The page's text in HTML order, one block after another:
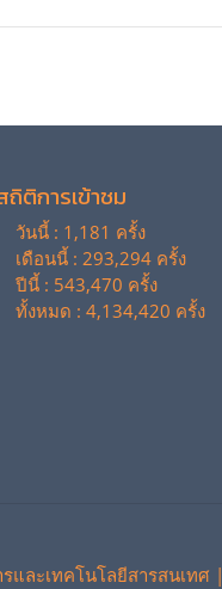
ถิติการเข้าชม
วันนี้ : 1,181 ครั้ง
เดือนนี้ : 293,294 ครั้ง
ปีนี้ : 543,470 ครั้ง
ทั้งหมด : 4,134,420 ครั้ง
ละเทคโนโลยีสารสนเทศ